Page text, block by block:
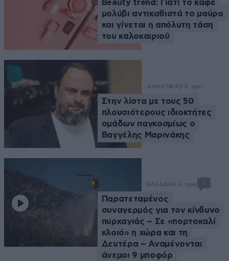
Beauty trend: Γιατί το καφέ
μολύβι αντικαθιστά το μαύρο
και γίνεται η απόλυτη τάση
του καλοκαιριού
ΑΘΛΗΤΙΚΑ 2 λ. πριν
Στην λίστα με τους 50
πλουσιότερους ιδιοκτήτες
ομάδων παγκοσμίως ο
Βαγγέλης Μαρινάκης
ΕΛΛΑΔΑ9 λ. πριν
Παρατεταμένος
συναγερμός για τον κίνδυνο
πυρκαγιάς – Σε «πορτοκαλί
κλοιό» η χώρα και τη
Δευτέρα – Αναμένονται
άνεμοι 9 μποφόρ